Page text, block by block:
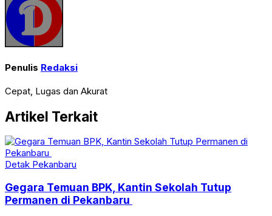
Penulis Redaksi
Cepat, Lugas dan Akurat
Artikel Terkait
Detak Pekanbaru
Gegara Temuan BPK, Kantin Sekolah Tutup
Permanen di Pekanbaru